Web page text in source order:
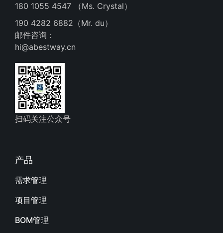
180 1055 4547 （Ms. Crystal）
190 4282 6882（Mr. du）
邮件咨询：
hi@abestway.cn
扫码关注公众号
产品
需求管理
项目管理
BOM管理